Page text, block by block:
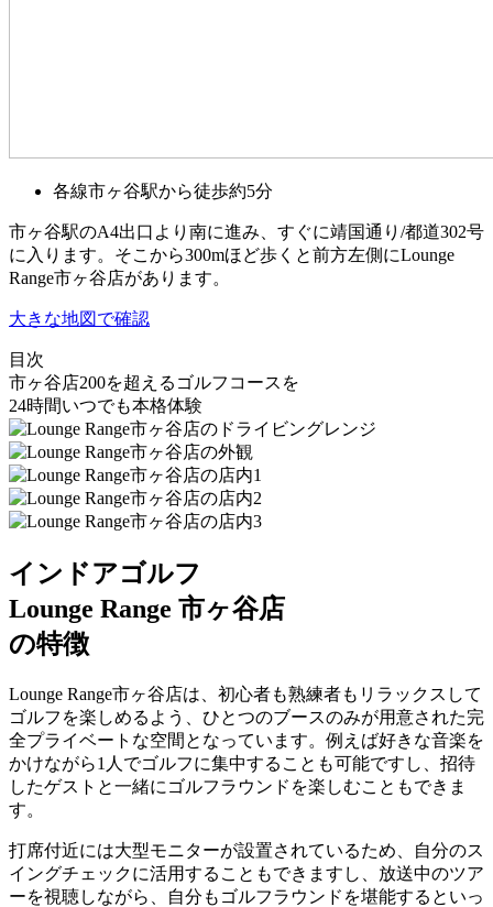
各線市ヶ谷駅から徒歩約5分
市ヶ谷駅のA4出口より南に進み、すぐに靖国通り/都道302号
に入ります。そこから300mほど歩くと前方左側にLounge
Range市ヶ谷店があります。
大きな地図で確認
目次
市ヶ谷店200を超えるゴルフコースを
24時間いつでも本格体験
インドアゴルフ
Lounge Range 市ヶ谷店
の特徴
Lounge Range市ヶ谷店は、初心者も熟練者もリラックスして
ゴルフを楽しめるよう、 ひとつのブースのみが用意された完
全プライベートな空間 となっています。例えば好きな音楽を
かけながら1人でゴルフに集中することも可能ですし、招待
したゲストと一緒にゴルフラウンドを楽しむこともできま
す。
打席付近には大型モニターが設置されているため、自分のス
イングチェックに活用することもできますし、放送中のツア
ーを視聴しながら、自分もゴルフラウンドを堪能するといっ